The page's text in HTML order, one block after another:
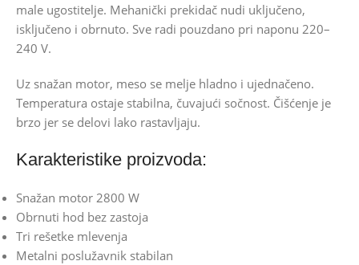
male ugostitelje. Mehanički prekidač nudi uključeno,
isključeno i obrnuto. Sve radi pouzdano pri naponu 220–
240 V.
Uz snažan motor, meso se melje hladno i ujednačeno.
Temperatura ostaje stabilna, čuvajući sočnost. Čišćenje je
brzo jer se delovi lako rastavljaju.
Karakteristike proizvoda:
Snažan motor 2800 W
Obrnuti hod bez zastoja
Tri rešetke mlevenja
Metalni poslužavnik stabilan